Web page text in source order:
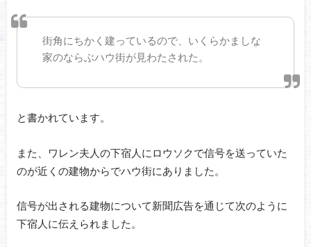
街角にちかく建っているので、いくらかましな
家のならぶハウ街が見わたされた。
と書かれています。
また、ワレン夫人の下宿人にロウソクで信号を送っていた
のが近くの建物からでハウ街にありました。
信号が出される建物について新聞広告を通じて次のように
下宿人に伝えられました。